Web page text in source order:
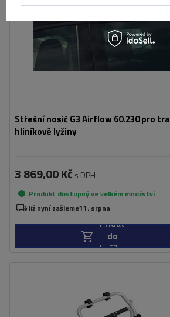
Střešní nosič G3 Airflow 60.230 pro
hliníkové lyžiny
3 869,00 Kč s DPH
Produkt dostupný ve velkém množství
Již nyní zašleme11. srpna
Přidat
do
košíku
Maximální hmotnost jízdního kola:
Nosnost nosiče jízdních kol:
45 kg